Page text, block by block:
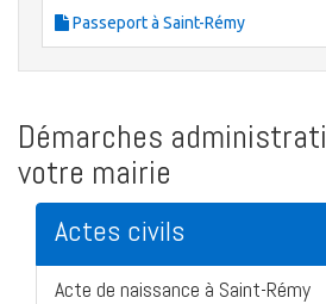
Passeport à Saint-Rémy
Démarches
votre mairie
Actes civils
Acte de naissance à Saint-Rémy